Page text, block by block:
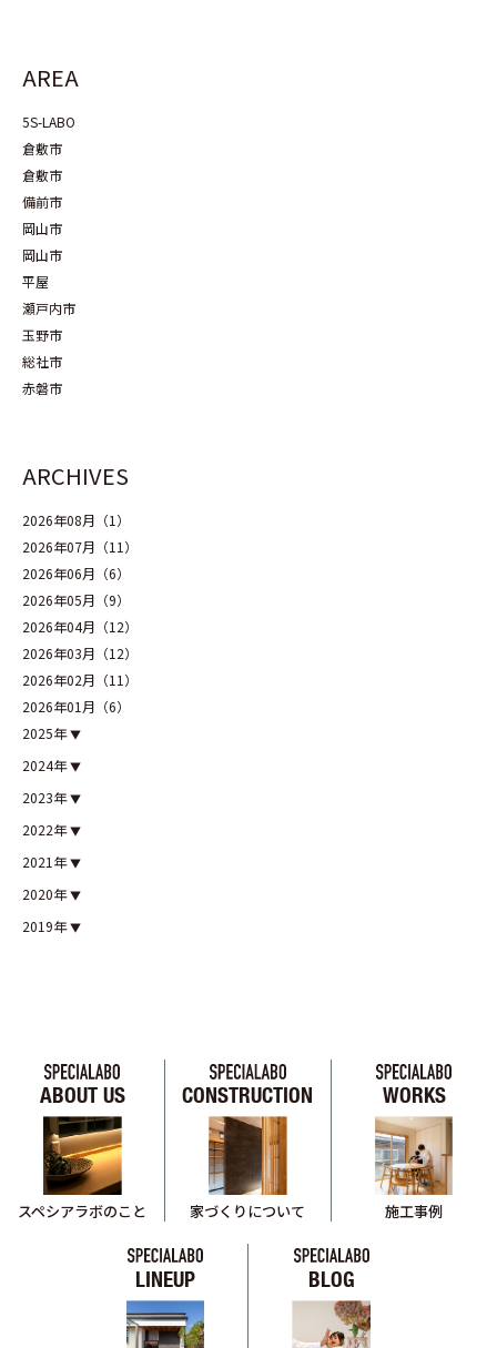
AREA
5S-LABO
倉敷市
倉敷市
備前市
岡山市
岡山市
平屋
瀬戸内市
玉野市
総社市
赤磐市
ARCHIVES
2026年08月（1）
2026年07月（11）
2026年06月（6）
2026年05月（9）
2026年04月（12）
2026年03月（12）
2026年02月（11）
2026年01月（6）
2025年
2024年
2023年
2022年
2021年
2020年
2019年
ABOUT US
スペシアラボのこと
CONSTRUCTION
家づくりについて
WORKS
施工事例
LINEUP BLOG